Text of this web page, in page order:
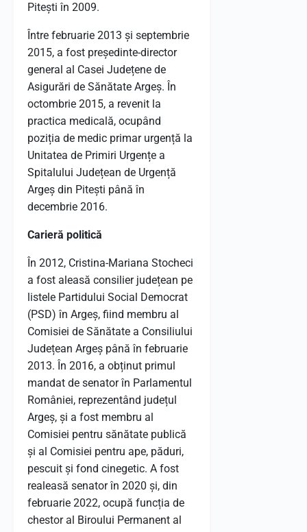
Pitești în 2009.
Între februarie 2013 și septembrie
2015, a fost președinte-director
general al Casei Județene de
Asigurări de Sănătate Argeș. În
octombrie 2015, a revenit la
practica medicală, ocupând
poziția de medic primar urgență la
Unitatea de Primiri Urgențe a
Spitalului Județean de Urgență
Argeș din Pitești până în
decembrie 2016.
Carieră politică
În 2012, Cristina-Mariana Stocheci
a fost aleasă consilier județean pe
listele Partidului Social Democrat
(PSD) în Argeș, fiind membru al
Comisiei de Sănătate a Consiliului
Județean Argeș până în februarie
2013. În 2016, a obținut primul
mandat de senator în Parlamentul
României, reprezentând județul
Argeș, și a fost membru al
Comisiei pentru sănătate publică
și al Comisiei pentru ape, păduri,
pescuit și fond cinegetic. A fost
realeasă senator în 2020 și, din
februarie 2022, ocupă funcția de
chestor al Biroului Permanent al